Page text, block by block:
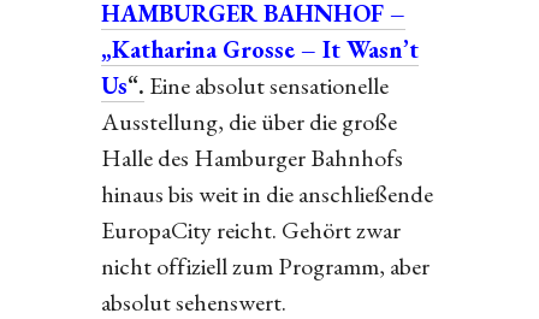
HAMBURGER BAHNHOF –
„Katharina Grosse – It Wasn’t
Us“. Eine absolut sensationelle
Ausstellung, die über die große
Halle des Hamburger Bahnhofs
hinaus bis weit in die anschließende
EuropaCity reicht. Gehört zwar
nicht offiziell zum Programm, aber
absolut sehenswert.